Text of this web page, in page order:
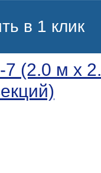
в 1 клик
(2.0 м х